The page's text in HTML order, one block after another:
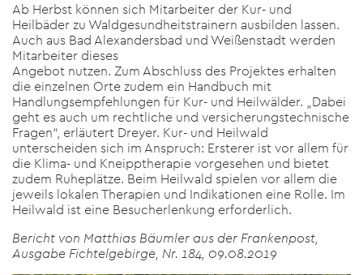
Ab Herbst können sich Mitarbeiter der Kur- und
Heilbäder zu Waldgesundheitstrainern ausbilden lassen.
Auch aus Bad Alexandersbad und Weißenstadt werden
Mitarbeiter dieses
Angebot nutzen. Zum Abschluss des Projektes erhalten
die einzelnen Orte zudem ein Handbuch mit
Handlungsempfehlungen für Kur- und Heilwälder. „Dabei
geht es auch um rechtliche und versicherungstechnische
Fragen“, erläutert Dreyer. Kur- und Heilwald
unterscheiden sich im Anspruch: Ersterer ist vor allem für
die Klima- und Kneipptherapie vorgesehen und bietet
zudem Ruheplätze. Beim Heilwald spielen vor allem die
jeweils lokalen Therapien und Indikationen eine Rolle. Im
Heilwald ist eine Besucherlenkung erforderlich.
Bericht von Matthias Bäumler aus der Frankenpost,
Ausgabe Fichtelgebirge, Nr. 184, 09.08.2019